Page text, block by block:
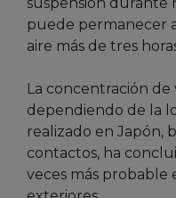
puede permanecer
aire más de tres
La concentración
dependiendo de la
realizado en Japón,
contactos, ha
veces más probable